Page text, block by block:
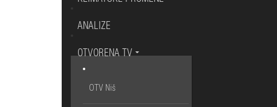
ANALIZE
OTVORENA TV
OTV Niš